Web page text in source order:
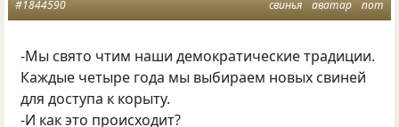
свинья аватар пот
#1844590
-Мы свято чтим наши демократические традиции.
Каждые четыре года мы выбираем новых свиней
для доступа к корыту.
-И как это происходит?